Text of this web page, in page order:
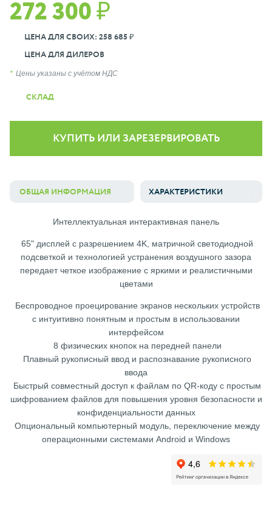
272 300 ₽
ЦЕНА ДЛЯ СВОИХ: 258 685 ₽
ЦЕНА ДЛЯ ДИЛЕРОВ
Цены указаны с учётом НДС
СКЛАД
КУПИТЬ ИЛИ ЗАРЕЗЕРВИРОВАТЬ
ОБЩАЯ ИНФОРМАЦИЯ ХАРАКТЕРИСТИКИ
Интеллектуальная интерактивная панель
65" дисплей с разрешением 4K, матричной светодиодной
подсветкой и технологией устранения воздушного зазора
передает четкое изображение с яркими и реалистичными
цветами
Беспроводное проецирование экранов нескольких устройств
с интуитивно понятным и простым в использовании
интерфейсом
8 физических кнопок на передней панели
Плавный рукописный ввод и распознавание рукописного
ввода
Быстрый совместный доступ к файлам по QR-коду с простым
шифрованием файлов для повышения уровня безопасности и
конфиденциальности данных
Опциональный компьютерный модуль, переключение между
операционными системами Android и Windows